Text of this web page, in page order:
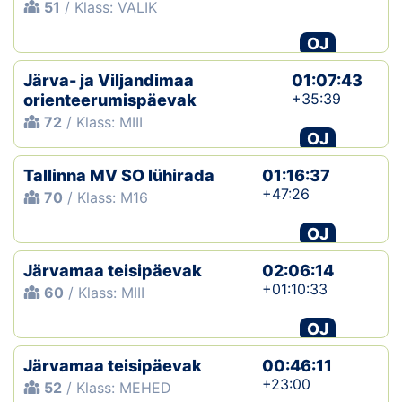
51 / Klass: VALIK
OJ
Järva- ja Viljandimaa
orienteerumispäevak
72 / Klass: MIII
01:07:43
+35:39
OJ
Tallinna MV SO lühirada
70 / Klass: M16
01:16:37
+47:26
OJ
Järvamaa teisipäevak
60 / Klass: MIII
02:06:14
+01:10:33
OJ
Järvamaa teisipäevak
52 / Klass: MEHED
00:46:11
+23:00